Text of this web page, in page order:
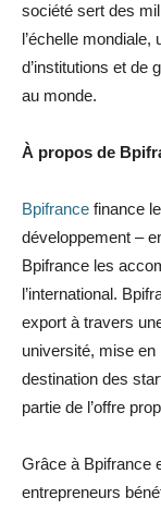
société sert des
l’échelle mondiale,
d’institutions et de
au monde.
À propos de
Bpifrance finance
développement –
Bpifrance les
l’international.
export à travers
université, mise en
destination des
partie de l’offre
Grâce à Bpifrance
entrepreneurs